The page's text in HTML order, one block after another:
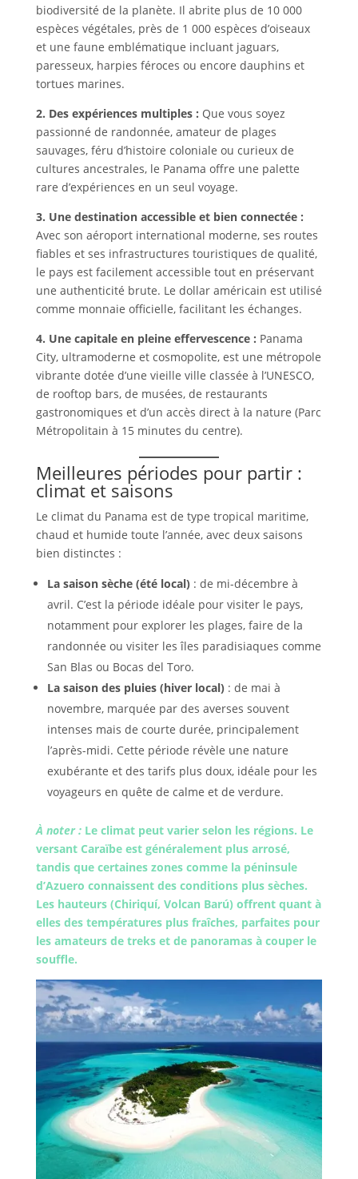
biodiversité de la planète. Il abrite plus de 10 000
espèces végétales, près de 1 000 espèces d’oiseaux
et une faune emblématique incluant jaguars,
paresseux, harpies féroces ou encore dauphins et
tortues marines.
2. Des expériences multiples : Que vous soyez
passionné de randonnée, amateur de plages
sauvages, féru d’histoire coloniale ou curieux de
cultures ancestrales, le Panama offre une palette
rare d’expériences en un seul voyage.
3. Une destination accessible et bien connectée :
Avec son aéroport international moderne, ses routes
fiables et ses infrastructures touristiques de qualité,
le pays est facilement accessible tout en préservant
une authenticité brute. Le dollar américain est utilisé
comme monnaie officielle, facilitant les échanges.
4. Une capitale en pleine effervescence : Panama
City, ultramoderne et cosmopolite, est une métropole
vibrante dotée d’une vieille ville classée à l’UNESCO,
de rooftop bars, de musées, de restaurants
gastronomiques et d’un accès direct à la nature (Parc
Métropolitain à 15 minutes du centre).
Meilleures périodes pour partir :
climat et saisons
Le climat du Panama est de type tropical maritime,
chaud et humide toute l’année, avec deux saisons
bien distinctes :
La saison sèche (été local): de mi-décembre à
avril. C’est la période idéale pour visiter le pays,
notamment pour explorer les plages, faire de la
randonnée ou visiter les îles paradisiaques comme
San Blas ou Bocas del Toro.
La saison des pluies (hiver local): de mai à
novembre, marquée par des averses souvent
intenses mais de courte durée, principalement
l’après-midi. Cette période révèle une nature
exubérante et des tarifs plus doux, idéale pour les
voyageurs en quête de calme et de verdure.
À noter :Le climat peut varier selon les régions. Le
versant Caraïbe est généralement plus arrosé,
tandis que certaines zones comme la péninsule
d’Azuero connaissent des conditions plus sèches.
Les hauteurs (Chiriquí, Volcan Barú) offrent quant à
elles des températures plus fraîches, parfaites pour
les amateurs de treks et de panoramas à couper le
souffle.